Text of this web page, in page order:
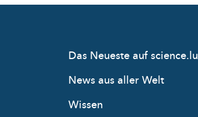
Das Neueste auf science.lu
News aus aller Welt
Wissen